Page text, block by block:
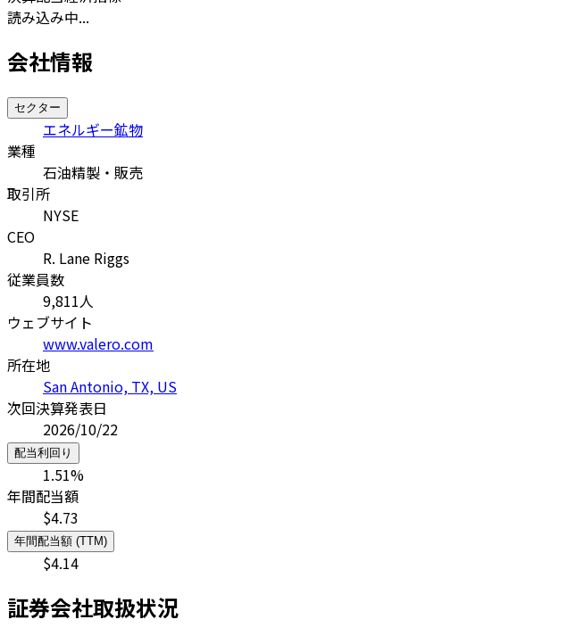
読み込み中...
会社情報
セクター
エネルギー鉱物
業種
石油精製・販売
取引所
NYSE
CEO
R. Lane Riggs
従業員数
9,811人
ウェブサイト
www.valero.com
所在地
San Antonio, TX, US
次回決算発表日
2026/10/22
配当利回り
1.51%
年間配当額
$4.73
年間配当額 (TTM)
$4.14
証券会社取扱状況